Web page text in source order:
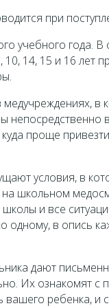
при
учебного года.
14, 15 и 16 лет
в
непосредственно
проще
условия, в
школьном
и все
одному, в опись
дают
Их ознакомят с
вашего ребенка, и